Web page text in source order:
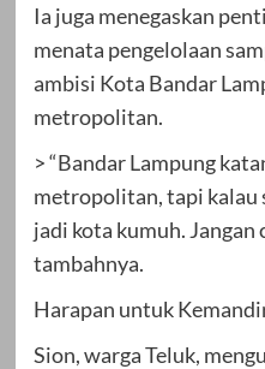
Ia juga menegaskan
menata pengelolaan
ambisi Kota Bandar
metropolitan.
> “Bandar Lampung
metropolitan, tapi kalau
jadi kota kumuh. Jangan
tambahnya.
Harapan untuk
Sion, warga Teluk,